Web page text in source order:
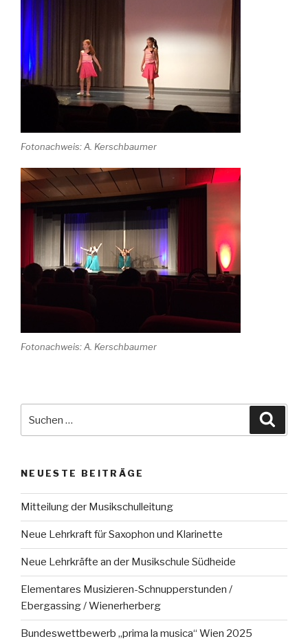
Fotonachweis: A. Kerschbaumer
Fotonachweis: A. Kerschbaumer
NEUESTE BEITRÄGE
Mitteilung der Musikschulleitung
Neue Lehrkraft für Saxophon und Klarinette
Neue Lehrkräfte an der Musikschule Südheide
Elementares Musizieren-Schnupperstunden /
Ebergassing / Wienerherberg
Bundeswettbewerb „prima la musica“ Wien 2025